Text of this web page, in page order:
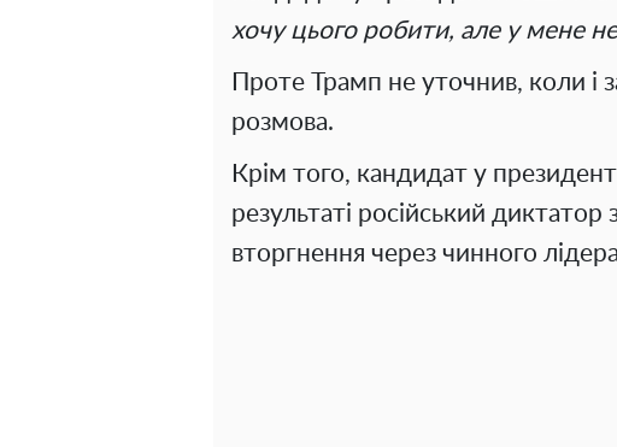
хочу цього робити, але у мене
Проте Трамп не уточнив, коли і
розмова.
Крім того, кандидат у
результаті російський диктатор
вторгнення через чинного